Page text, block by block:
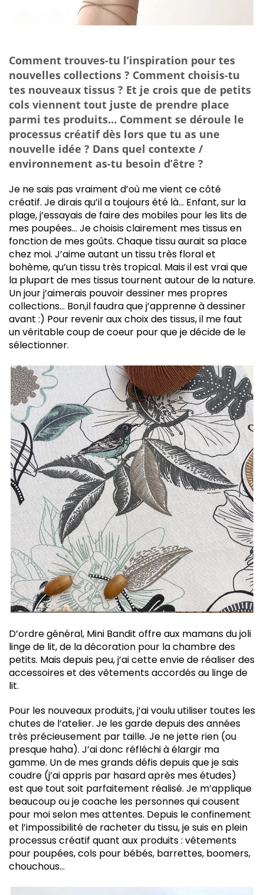
Comment trouves-tu l’inspiration pour tes
nouvelles collections ? Comment choisis-tu
tes nouveaux tissus ? Et je crois que de petits
cols viennent tout juste de prendre place
parmi tes produits… Comment se déroule le
processus créatif dès lors que tu as une
nouvelle idée ? Dans quel contexte /
environnement as-tu besoin d’être ?
Je ne sais pas vraiment d’où me vient ce côté
créatif. Je dirais qu’il a toujours été là… Enfant, sur la
plage, j’essayais de faire des mobiles pour les lits de
mes poupées… Je choisis clairement mes tissus en
fonction de mes goûts. Chaque tissu aurait sa place
chez moi. J’aime autant un tissu très floral et
bohème, qu’un tissu très tropical. Mais il est vrai que
la plupart de mes tissus tournent autour de la nature.
Un jour j’aimerais pouvoir dessiner mes propres
collections… Bon,il faudra que j’apprenne à dessiner
avant :) Pour revenir aux choix des tissus, il me faut
un véritable coup de coeur pour que je décide de le
sélectionner.
D’ordre général, Mini Bandit offre aux mamans du joli
linge de lit, de la décoration pour la chambre des
petits. Mais depuis peu, j’ai cette envie de réaliser des
accessoires et des vêtements accordés au linge de
lit.
Pour les nouveaux produits, j’ai voulu utiliser toutes les
chutes de l’atelier. Je les garde depuis des années
très précieusement par taille. Je ne jette rien (ou
presque haha). J’ai donc réfléchi à élargir ma
gamme. Un de mes grands défis depuis que je sais
coudre (j’ai appris par hasard après mes études)
est que tout soit parfaitement réalisé. Je m’applique
beaucoup ou je coache les personnes qui cousent
pour moi selon mes attentes. Depuis le confinement
et l’impossibilité de racheter du tissu, je suis en plein
processus créatif quant aux produits : vêtements
pour poupées, cols pour bébés, barrettes, boomers,
chouchous…